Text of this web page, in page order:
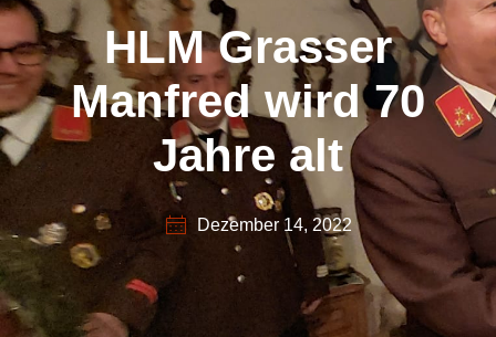
HLM Grasser
Manfred wird 70
Jahre alt
Dezember 14, 2022